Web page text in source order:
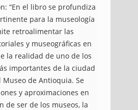
“En el libro se profundiza
para la museología
retroalimentar las
y museográficas en
la realidad de uno de los
importantes de la ciudad
de Antioquia. Se
y aproximaciones en
de ser de los museos, la